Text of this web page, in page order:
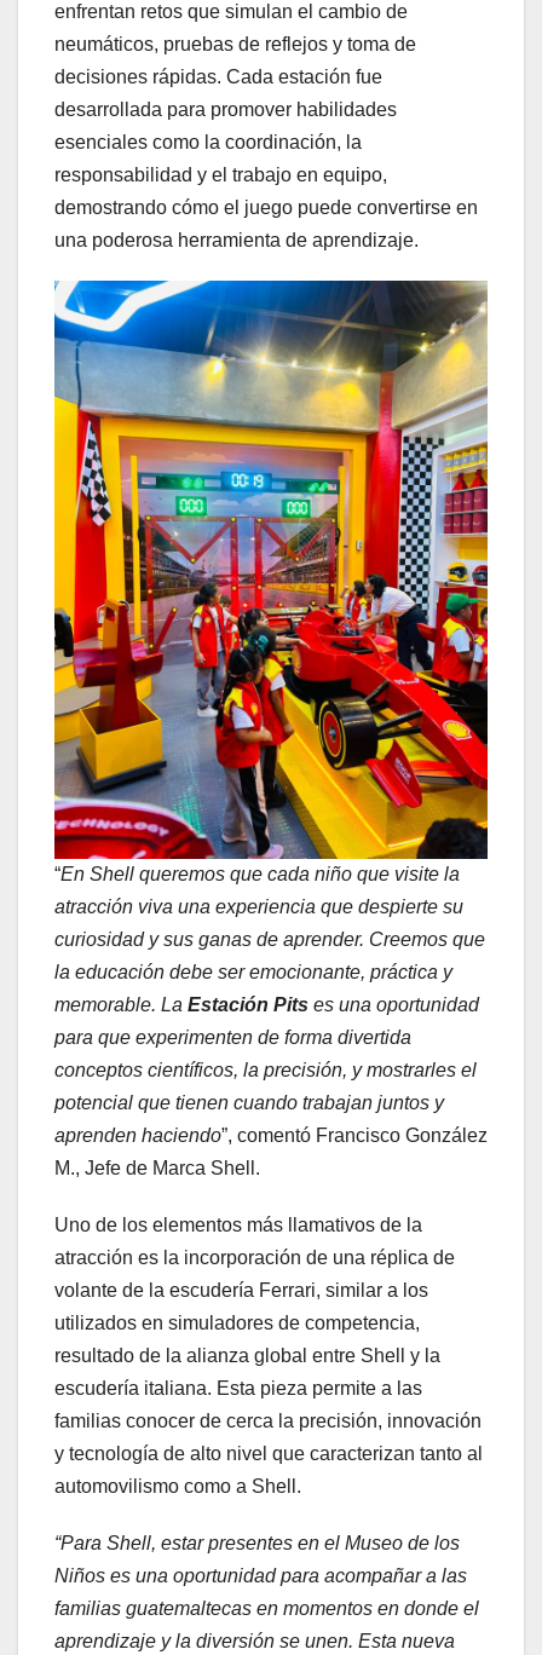
enfrentan retos que simulan el cambio de
neumáticos, pruebas de reflejos y toma de
decisiones rápidas. Cada estación fue
desarrollada para promover habilidades
esenciales como la coordinación, la
responsabilidad y el trabajo en equipo,
demostrando cómo el juego puede convertirse en
una poderosa herramienta de aprendizaje.
“En Shell queremos que cada niño que visite la
atracción viva una experiencia que despierte su
curiosidad y sus ganas de aprender. Creemos que
la educación debe ser emocionante, práctica y
memorable. La Estación Pits es una oportunidad
para que experimenten de forma divertida
conceptos científicos, la precisión, y mostrarles el
potencial que tienen cuando trabajan juntos y
aprenden haciendo”, comentó Francisco González
M., Jefe de Marca Shell.
Uno de los elementos más llamativos de la
atracción es la incorporación de una réplica de
volante de la escudería Ferrari, similar a los
utilizados en simuladores de competencia,
resultado de la alianza global entre Shell y la
escudería italiana. Esta pieza permite a las
familias conocer de cerca la precisión, innovación
y tecnología de alto nivel que caracterizan tanto al
automovilismo como a Shell.
“Para Shell, estar presentes en el Museo de los
Niños es una oportunidad para acompañar a las
familias guatemaltecas en momentos en donde el
aprendizaje y la diversión se unen. Esta nueva